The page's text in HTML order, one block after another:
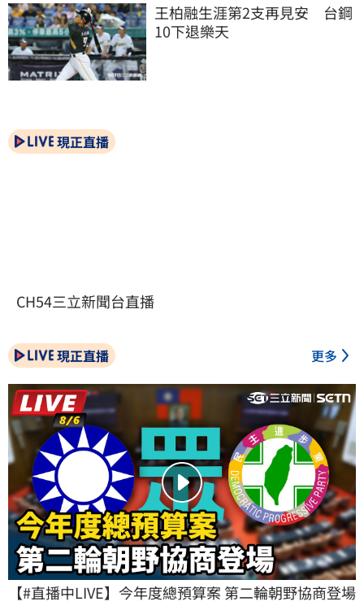
王柏融生涯第2支再見安　台鋼
10下退樂天
現正直播
CH54三立新聞台直播
現正直播 更多
【#直播中LIVE】今年度總預算案 第二輪朝野協商登場